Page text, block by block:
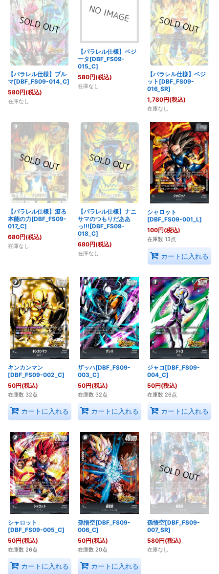
【パラレル仕様】ブル
マ[DBF_FS09-014_C]
580円(税込)
在庫なし
【パラレル仕様】ベジ
ータ[DBF_FS09-
015_C]
580円(税込)
在庫なし
【パラレル仕様】ベジ
ット[DBF_FS09-
016_SR]
1,780円(税込)
在庫なし
【パラレル仕様】滾る
本能の力[DBF_FS09-
017_C]
680円(税込)
在庫なし
【パラレル仕様】ナニ
サマのつもりだああ
っ!!![DBF_FS09-
018_C]
680円(税込)
在庫なし
シャロット
[DBF_FS09-001_L]
100円(税込)
在庫数 13点
カートに入れる
キンカンマン
[DBF_FS09-002_C]
50円(税込)
在庫数 32点
カートに入れる
ザッハ[DBF_FS09-
003_C]
50円(税込)
在庫数 32点
カートに入れる
ジャコ[DBF_FS09-
004_C]
50円(税込)
在庫数 26点
カートに入れる
シャロット
[DBF_FS09-005_C]
50円(税込)
在庫数 26点
カートに入れる
孫悟空[DBF_FS09-
006_C]
50円(税込)
在庫数 20点
カートに入れる
孫悟空[DBF_FS09-
007_SR]
580円(税込)
在庫なし